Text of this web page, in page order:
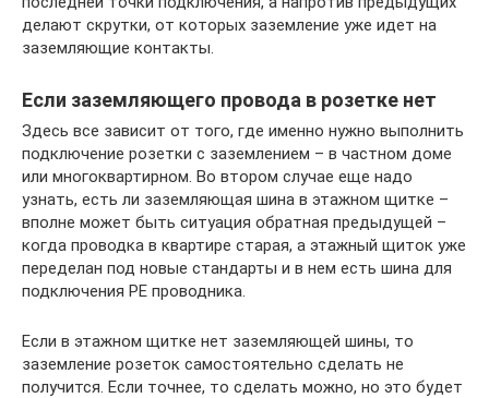
делают скрутки, от которых заземление уже идет на
заземляющие контакты.
Если заземляющего провода в розетке нет
Здесь все зависит от того, где именно нужно выполнить
подключение розетки с заземлением – в частном доме
или многоквартирном. Во втором случае еще надо
узнать, есть ли заземляющая шина в этажном щитке –
вполне может быть ситуация обратная предыдущей –
когда проводка в квартире старая, а этажный щиток уже
переделан под новые стандарты и в нем есть шина для
подключения PE проводника.
Если в этажном щитке нет заземляющей шины, то
заземление розеток самостоятельно сделать не
получится. Если точнее, то сделать можно, но это будет